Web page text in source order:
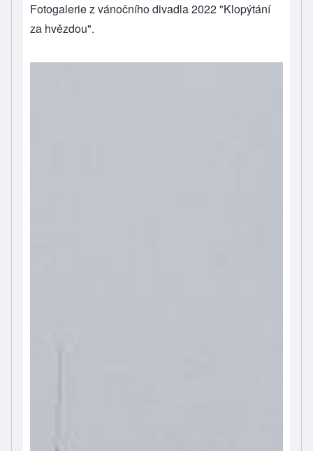
Fotogalerie z vánočního divadla 2022 "Klopýtání
za hvězdou".